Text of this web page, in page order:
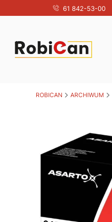
61 842-53-00
ROBICAN ARCHIWUM